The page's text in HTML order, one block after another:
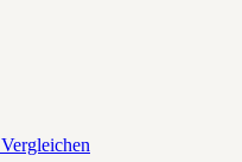
Vergleichen